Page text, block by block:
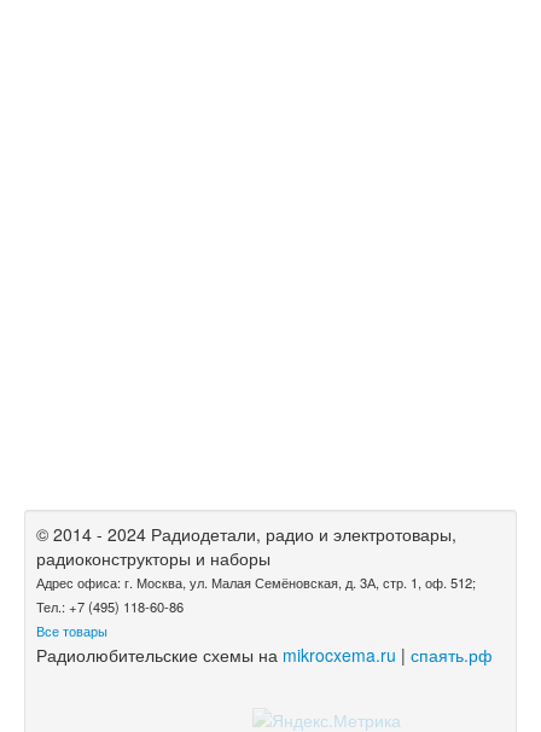
© 2014 - 2024 Радиодетали, радио и электротовары,
радиоконструкторы и наборы
Адрес офиса: г. Москва, ул. Малая Семёновская, д. 3А, стр. 1, оф. 512;
Тел.: +7 (495) 118-60-86
Все товары
Радиолюбительские схемы на mikrocxema.ru | спаять.рф